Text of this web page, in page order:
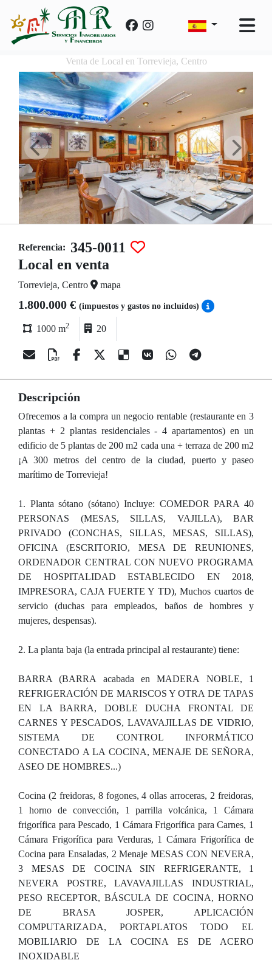
Venta de Local en Torrevieja, Centro
Referencia: 345-0011
Local en venta
Torrevieja, Centro mapa
1.800.000 € (impuestos y gastos no incluídos)
1000 m2 20
Descripción
Ofrecemos a la compra un negocio rentable (restaurante en 3
plantas + 2 plantas residenciales - 4 apartamentos) en un
edificio de 5 plantas de 200 m2 cada una + terraza de 200 m2
¡A 300 metros del centro de la ciudad, puerto y paseo
marítimo de Torrevieja!
1. Planta sótano (sótano) Incluye: COMEDOR PARA 40
PERSONAS (MESAS, SILLAS, VAJILLA), BAR
PRIVADO (CONCHAS, SILLAS, MESAS, SILLAS),
OFICINA (ESCRITORIO, MESA DE REUNIONES,
ORDENADOR CENTRAL CON NUEVO PROGRAMA
DE HOSPITALIDAD ESTABLECIDO EN 2018,
IMPRESORA, CAJA FUERTE Y TD), Muchos cuartos de
servicio (duchas para empleados, baños de hombres y
mujeres, despensas).
2. La planta baja (la entrada principal al restaurante) tiene:
BARRA (BARRA acabada en MADERA NOBLE, 1
REFRIGERACIÓN DE MARISCOS Y OTRA DE TAPAS
EN LA BARRA, DOBLE DUCHA FRONTAL DE
CARNES Y PESCADOS, LAVAVAJILLAS DE VIDRIO,
SISTEMA DE CONTROL INFORMÁTICO
CONECTADO A LA COCINA, MENAJE DE SEÑORA,
ASEO DE HOMBRES...)
Cocina (2 freidoras, 8 fogones, 4 ollas arroceras, 2 freidoras,
1 horno de convección, 1 parrilla volcánica, 1 Cámara
frigorífica para Pescado, 1 Cámara Frigorífica para Carnes, 1
Cámara Frigorífica para Verduras, 1 Cámara Frigorífica de
Cocina para Ensaladas, 2 Menaje MESAS CON NEVERA,
3 MESAS DE COCINA SIN REFRIGERANTE, 1
NEVERA POSTRE, LAVAVAJILLAS INDUSTRIAL,
PESO RECEPTOR, BÁSCULA DE COCINA, HORNO
DE BRASA JOSPER, APLICACIÓN
COMPUTARIZADA, PORTAPLATOS TODO EL
MOBILIARIO DE LA COCINA ES DE ACERO
INOXIDABLE